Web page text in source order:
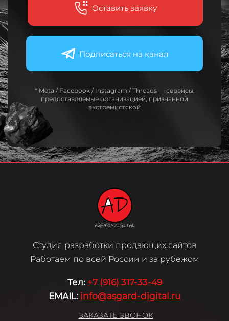
Оставить заявку
Подписаться на канал
* Meta / Facebook / Instagram / Threads — сервисы,
предоставляемые организацией, признанной
экстремистской
Студия разработки продающих сайтов
Работаем по всей России и за рубежом
Тел: +7 (916) 317-33-49
EMAIL: info@asgard-digital.ru
ЗАКАЗАТЬ ЗВОНОК